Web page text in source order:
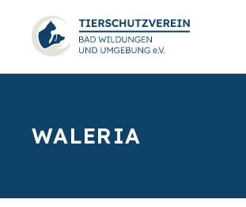
WALERIA